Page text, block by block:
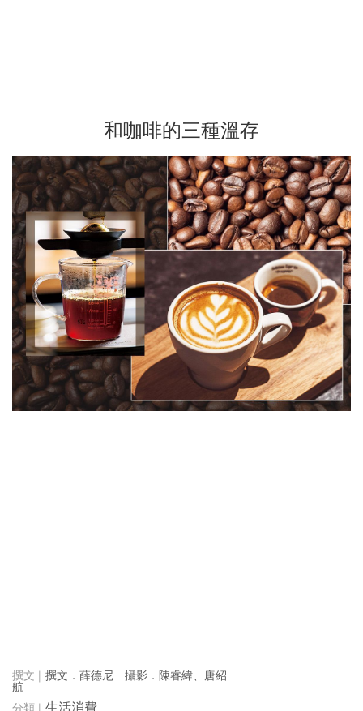
和咖啡的三種溫存
撰文．薛德尼 攝影．陳睿緯、唐紹
航
生活消費